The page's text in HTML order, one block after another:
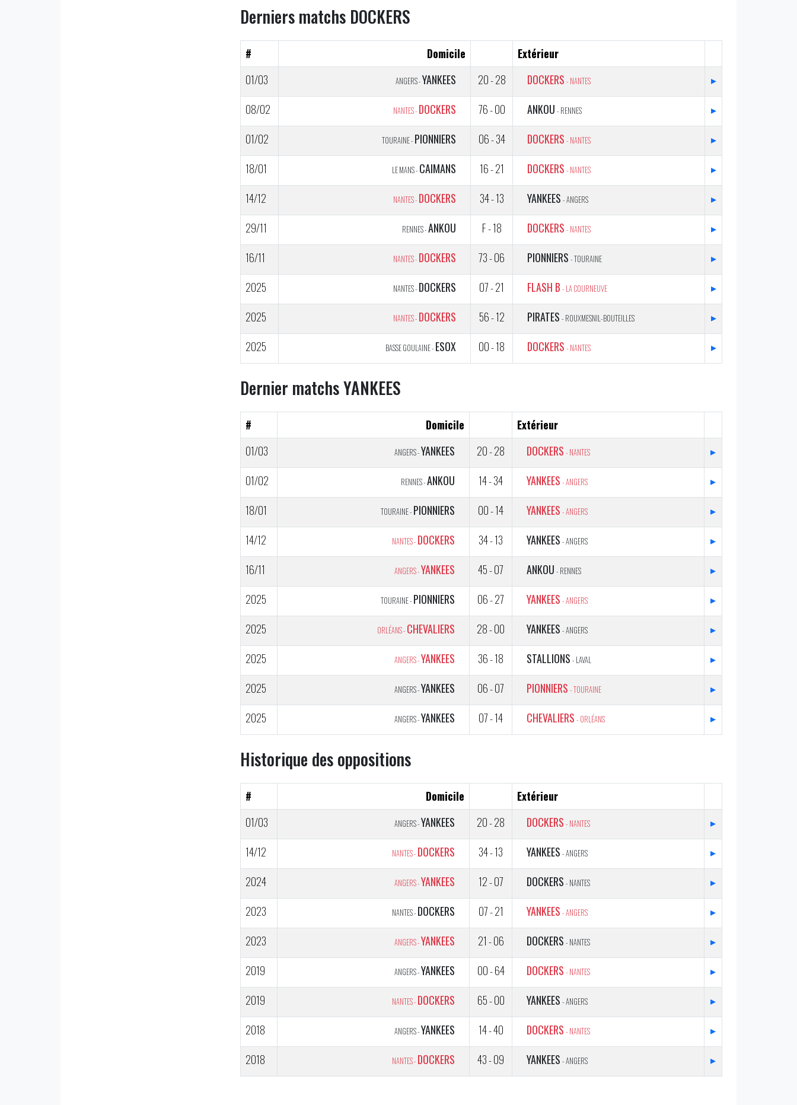
Derniers matchs DOCKERS
# Domicile
Extérieur
01/03
ANGERS -YANKEES 20 - 28 DOCKERS - NANTES
▸
08/02
NANTES - DOCKERS 76 - 00 ANKOU - RENNES
▸
01/02
TOURAINE - PIONNIERS 06 - 34 DOCKERS - NANTES
▸
18/01
LE MANS - CAIMANS 16 - 21 DOCKERS - NANTES
▸
14/12
NANTES - DOCKERS 34 - 13 YANKEES - ANGERS
▸
29/11
RENNES -ANKOU F - 18 DOCKERS - NANTES
▸
16/11
NANTES - DOCKERS 73 - 06 PIONNIERS - TOURAINE
▸
2025
NANTES - DOCKERS 07 - 21 FLASH B - LA COURNEUVE
▸
2025
NANTES - DOCKERS 56 - 12 PIRATES - ROUXMESNIL-BOUTEILLES
▸
2025
BASSE GOULAINE - ESOX 00 - 18 DOCKERS - NANTES ▸
Dernier matchs YANKEES
# Domicile
Extérieur
01/03
ANGERS -YANKEES 20 - 28 DOCKERS - NANTES
▸
01/02
RENNES -ANKOU 14 - 34 YANKEES - ANGERS
▸
18/01
TOURAINE - PIONNIERS 00 - 14 YANKEES - ANGERS
▸
14/12
NANTES - DOCKERS 34 - 13 YANKEES - ANGERS
▸
16/11
ANGERS -YANKEES 45 - 07 ANKOU - RENNES
▸
2025
TOURAINE - PIONNIERS 06 - 27 YANKEES - ANGERS
▸
2025
ORLÉANS - CHEVALIERS 28 - 00 YANKEES - ANGERS
▸
2025
ANGERS -YANKEES 36 - 18 STALLIONS - LAVAL
▸
2025
ANGERS -YANKEES 06 - 07 PIONNIERS - TOURAINE
▸
2025
ANGERS -YANKEES 07 - 14 CHEVALIERS - ORLÉANS ▸
Historique des oppositions
# Domicile
Extérieur
01/03
ANGERS -YANKEES 20 - 28 DOCKERS - NANTES
▸
14/12
NANTES - DOCKERS 34 - 13 YANKEES - ANGERS
▸
2024
ANGERS -YANKEES 12 - 07 DOCKERS - NANTES
▸
2023
NANTES - DOCKERS 07 - 21 YANKEES - ANGERS
▸
2023
ANGERS -YANKEES 21 - 06 DOCKERS - NANTES
▸
2019
ANGERS -YANKEES 00 - 64 DOCKERS - NANTES
▸
2019
NANTES - DOCKERS 65 - 00 YANKEES - ANGERS
▸
2018
ANGERS -YANKEES 14 - 40 DOCKERS - NANTES
▸
2018
NANTES - DOCKERS 43 - 09 YANKEES - ANGERS ▸